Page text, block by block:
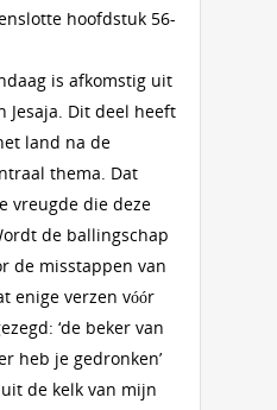
hoofdstuk 56-
is afkomstig uit
Jesaja. Dit deel heeft
land na de
thema. Dat
vreugde die deze
de ballingschap
de misstappen van
enige verzen vóór
‘de beker van
heb je gedronken’
de kelk van mijn